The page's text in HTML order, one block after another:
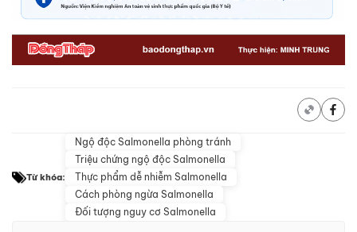
Từ khóa:
Ngộ độc Salmonella phòng tránh
Triệu chứng ngộ độc Salmonella
Thực phẩm dễ nhiễm Salmonella
Cách phòng ngừa Salmonella
Đối tượng nguy cơ Salmonella